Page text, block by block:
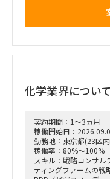
・M&A・アライアン
用いた事業計画の蓋然
・新規事業開発におけ
・事業再生に向けた不
ォリオマネジメント、
減実行支援
化学業界につい
契約期間：1～3ヵ月
稼働開始日：
勤務地：東京都(23区
稼働率：80%～100%
スキル：戦略コンサル
ティングファームの戦